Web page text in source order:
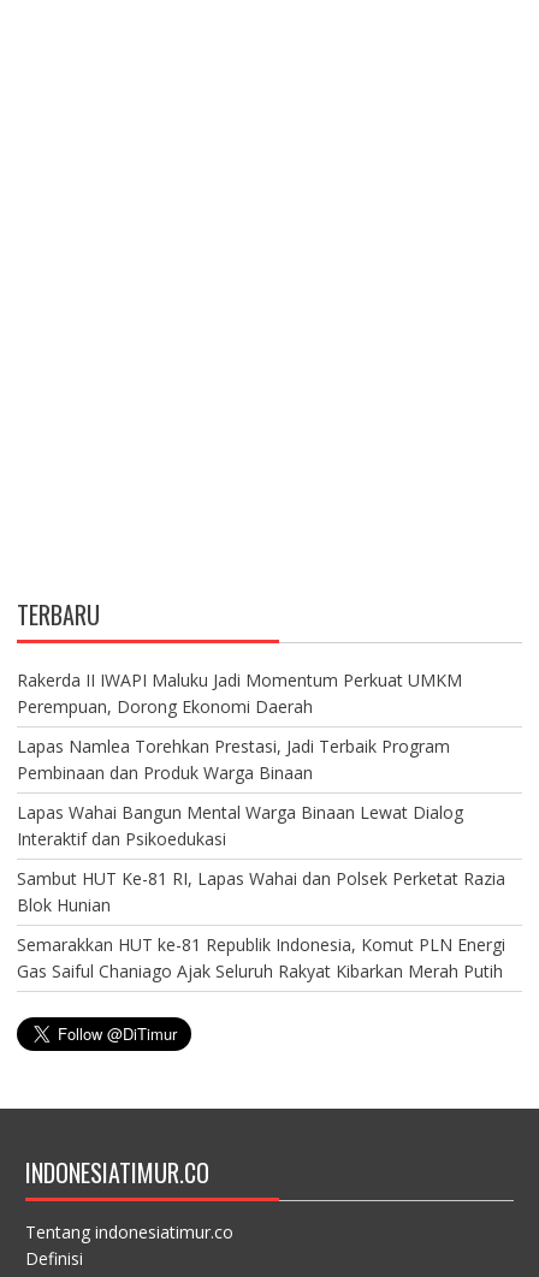
TERBARU
Rakerda II IWAPI Maluku Jadi Momentum Perkuat UMKM
Perempuan, Dorong Ekonomi Daerah
Lapas Namlea Torehkan Prestasi, Jadi Terbaik Program
Pembinaan dan Produk Warga Binaan
Lapas Wahai Bangun Mental Warga Binaan Lewat Dialog
Interaktif dan Psikoedukasi
Sambut HUT Ke-81 RI, Lapas Wahai dan Polsek Perketat Razia
Blok Hunian
Semarakkan HUT ke-81 Republik Indonesia, Komut PLN Energi
Gas Saiful Chaniago Ajak Seluruh Rakyat Kibarkan Merah Putih
INDONESIATIMUR.CO
Tentang indonesiatimur.co
Definisi